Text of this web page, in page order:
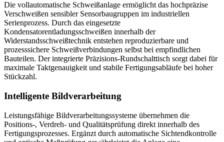
Die vollautomatische Schweißanlage ermöglicht das hochpräzise
Verschweißen sensibler Sensorbaugruppen im industriellen
Serienprozess. Durch das eingesetzte
Kondensatorentladungsschweißen innerhalb der
Widerstandsschweißtechnik entstehen reproduzierbare und
prozesssichere Schweißverbindungen selbst bei empfindlichen
Bauteilen. Der integrierte Präzisions-Rundschalttisch sorgt dabei für
maximale Taktgenauigkeit und stabile Fertigungsabläufe bei hoher
Stückzahl.
Intelligente Bildverarbeitung
Leistungsfähige Bildverarbeitungssysteme übernehmen die
Positions-, Verdreh- und Qualitätsprüfung direkt innerhalb des
Fertigungsprozesses. Ergänzt durch automatische Sichtendkontrolle